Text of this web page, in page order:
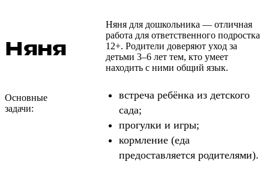
Няня
Няня для дошкольника — отличная
работа для ответственного подростка
12+. Родители доверяют уход за
детьми 3–6 лет тем, кто умеет
находить с ними общий язык.
Основные
задачи:
встреча ребёнка из детского
сада;
прогулки и игры;
кормление (еда
предоставляется родителями).